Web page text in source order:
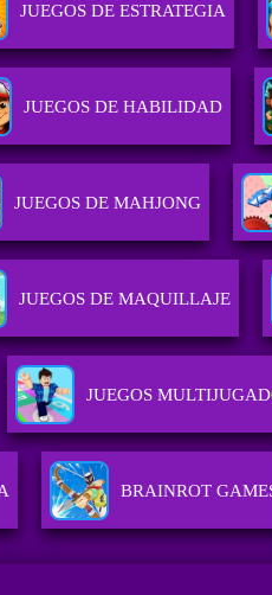
JUEGOS DE ESTRATEGIA
JUEGOS DE HABILIDAD
JUEGOS DE MAHJONG
JUEGOS DE MAQUILLAJE
JUEGOS
BRAINROT